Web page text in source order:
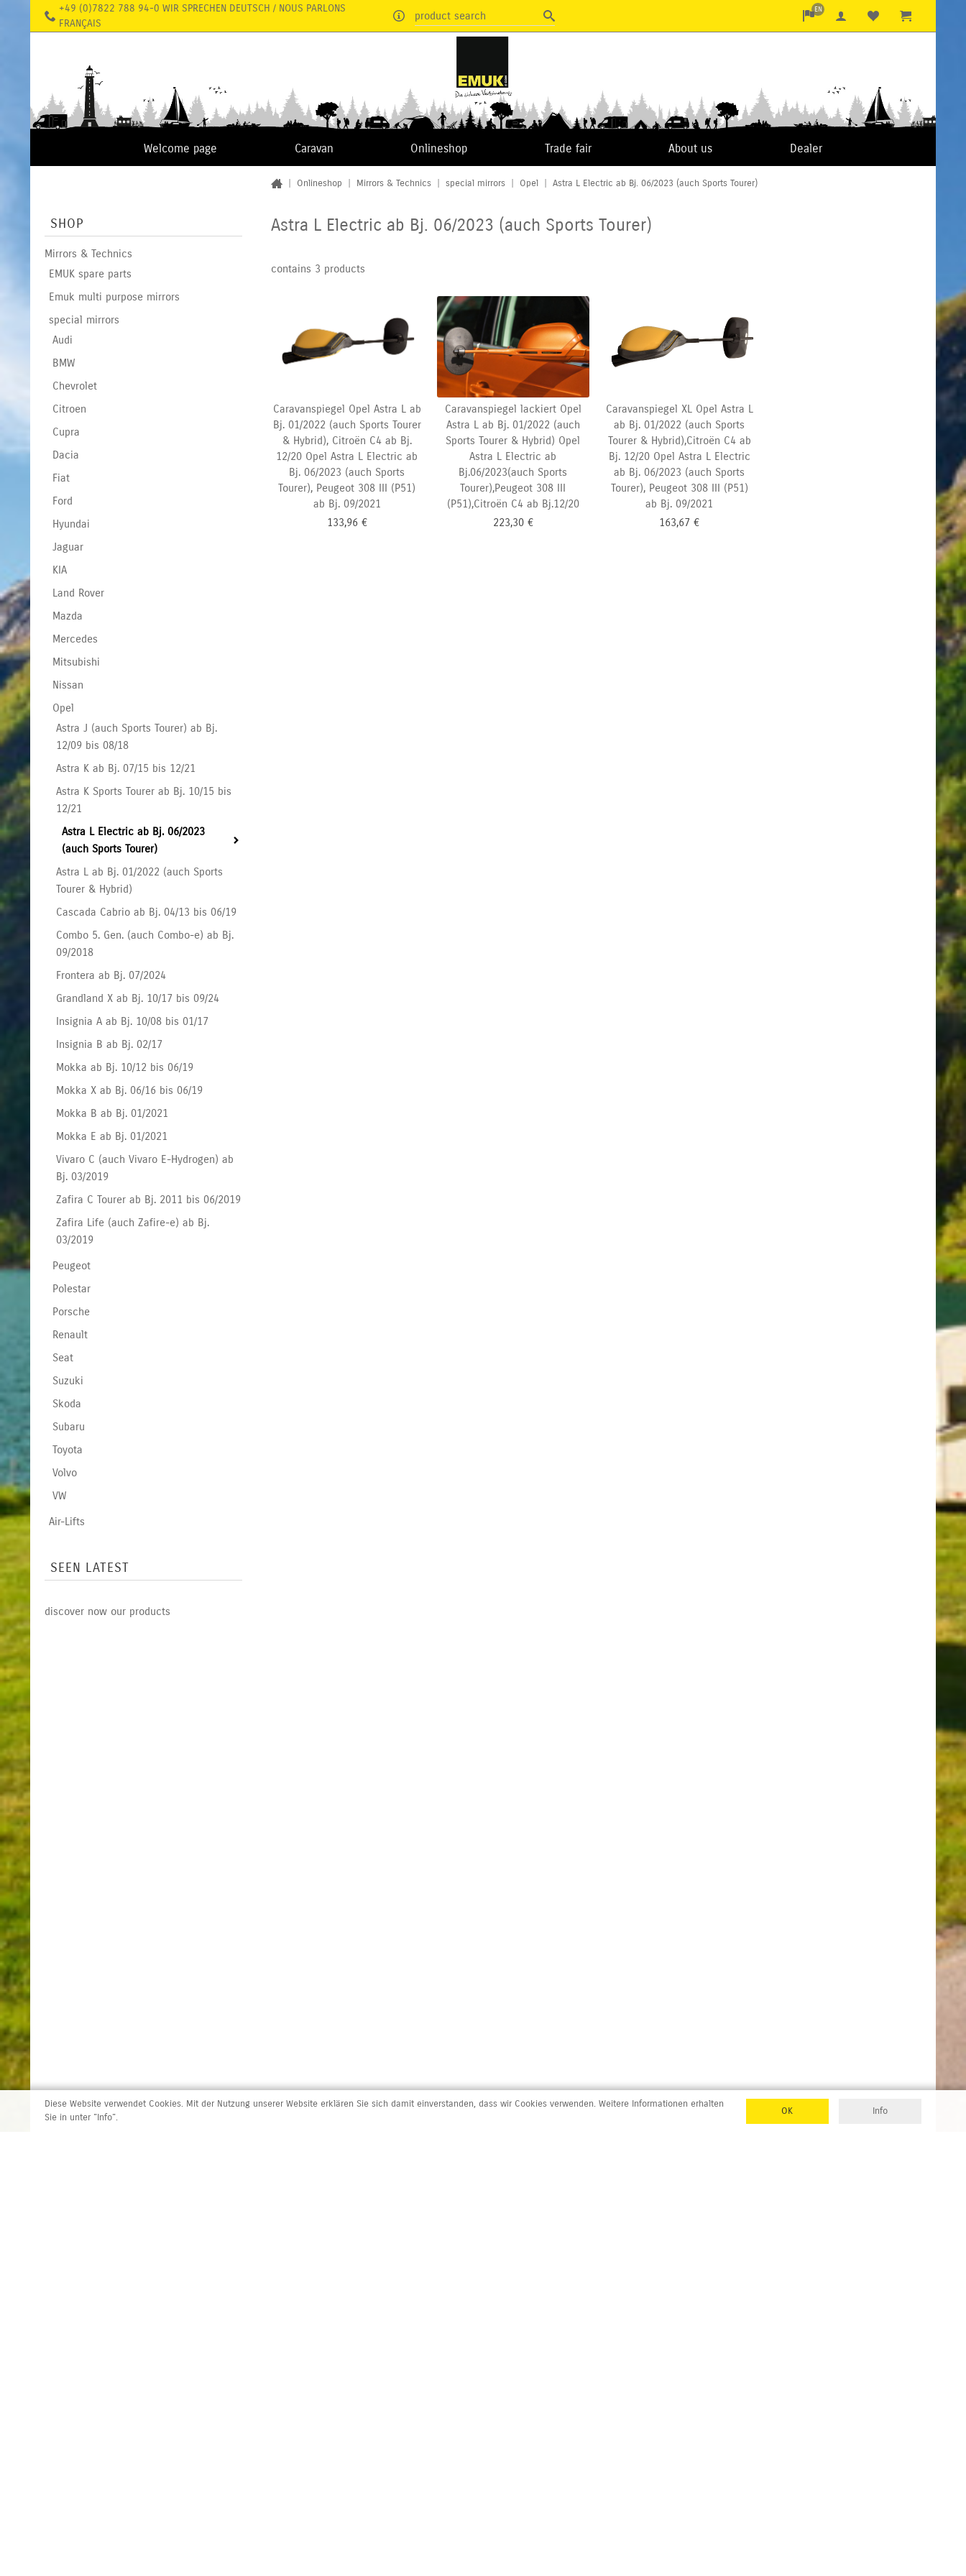
+49 (0)7822 788 94-0 WIR SPRECHEN DEUTSCH / NOUS PARLONS
FRANÇAIS
product search EN
Welcome page Caravan Onlineshop Trade fair About us Dealer
SHOP
Mirrors & Technics
EMUK spare parts
Emuk multi purpose mirrors
special mirrors
Audi
BMW
Chevrolet
Citroen
Cupra
Dacia
Fiat
Ford
Hyundai
Jaguar
KIA
Land Rover
Mazda
Mercedes
Mitsubishi
Nissan
Opel
Astra J (auch Sports Tourer) ab Bj.
12/09 bis 08/18
Astra K ab Bj. 07/15 bis 12/21
Astra K Sports Tourer ab Bj. 10/15 bis
12/21
Astra L Electric ab Bj. 06/2023
(auch Sports Tourer)
Astra L ab Bj. 01/2022 (auch Sports
Tourer & Hybrid)
Cascada Cabrio ab Bj. 04/13 bis 06/19
Combo 5. Gen. (auch Combo-e) ab Bj.
09/2018
Frontera ab Bj. 07/2024
Grandland X ab Bj. 10/17 bis 09/24
Insignia A ab Bj. 10/08 bis 01/17
Insignia B ab Bj. 02/17
Mokka ab Bj. 10/12 bis 06/19
Mokka X ab Bj. 06/16 bis 06/19
Mokka B ab Bj. 01/2021
Mokka E ab Bj. 01/2021
Vivaro C (auch Vivaro E-Hydrogen) ab
Bj. 03/2019
Zafira C Tourer ab Bj. 2011 bis 06/2019
Zafira Life (auch Zafire-e) ab Bj.
03/2019
Peugeot
Polestar
Porsche
Renault
Seat
Suzuki
Skoda
Subaru
Toyota
Volvo
VW
Air-Lifts
SEEN LATEST
discover now our products
Onlineshop Mirrors & Technics special mirrors Opel Astra L Electric ab Bj. 06/2023 (auch Sports Tourer)
Astra L Electric ab Bj. 06/2023 (auch Sports Tourer)
contains 3 products
Caravanspiegel Opel Astra L ab
Bj. 01/2022 (auch Sports Tourer
& Hybrid), Citroën C4 ab Bj.
12/20 Opel Astra L Electric ab
Bj. 06/2023 (auch Sports
Tourer), Peugeot 308 III (P51)
ab Bj. 09/2021
133,96 €
Caravanspiegel lackiert Opel
Astra L ab Bj. 01/2022 (auch
Sports Tourer & Hybrid) Opel
Astra L Electric ab
Bj.06/2023(auch Sports
Tourer),Peugeot 308 III
(P51),Citroën C4 ab Bj.12/20
223,30€
Caravanspiegel XL Opel Astra L
ab Bj. 01/2022 (auch Sports
Tourer & Hybrid),Citroën C4 ab
Bj. 12/20 Opel Astra L Electric
ab Bj. 06/2023 (auch Sports
Tourer), Peugeot 308 III (P51)
ab Bj. 09/2021
163,67 €
Diese Website verwendet Cookies. Mit der Nutzung unserer Website erklären Sie sich damit einverstanden, dass wir Cookies verwenden. Weitere Informationen erhalten
Sie in unter "Info".
OK Info